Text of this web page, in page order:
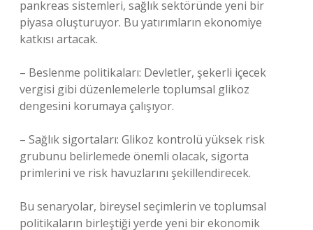
pankreas sistemleri, sağlık sektöründe yeni bir
piyasa oluşturuyor. Bu yatırımların ekonomiye
katkısı artacak.
– Beslenme politikaları: Devletler, şekerli içecek
vergisi gibi düzenlemelerle toplumsal glikoz
dengesini korumaya çalışıyor.
– Sağlık sigortaları: Glikoz kontrolü yüksek risk
grubunu belirlemede önemli olacak, sigorta
primlerini ve risk havuzlarını şekillendirecek.
Bu senaryolar, bireysel seçimlerin ve toplumsal
politikaların birleştiği yerde yeni bir ekonomik